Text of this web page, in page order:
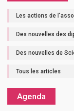
Les actions de
Des nouvelles des
Des nouvelles de
Tous les articles
Agenda